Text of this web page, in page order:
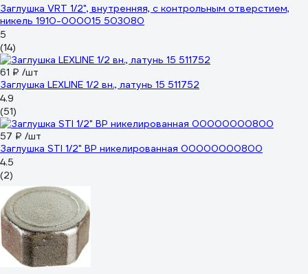
Заглушка VRT 1/2", внутренняя, с контрольным отверстием,
никель 1910-000015 503080
5
(14)
61 ₽ /шт
Заглушка LEXLINE 1/2 вн., латунь 15 511752
4.9
(51)
57 ₽ /шт
Заглушка STI 1/2" ВР никелированная 00000000800
4.5
(2)